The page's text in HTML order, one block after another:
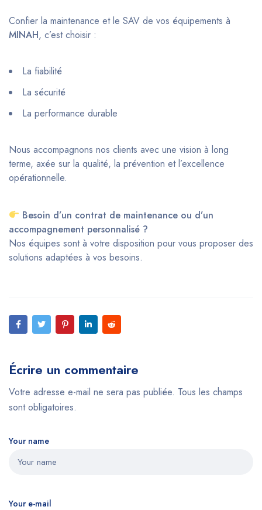
Confier la maintenance et le SAV de vos équipements à
MINAH, c’est choisir :
La fiabilité
La sécurité
La performance durable
Nous accompagnons nos clients avec une vision à long
terme, axée sur la qualité, la prévention et l’excellence
opérationnelle.
Besoin d’un contrat de maintenance ou d’un
accompagnement personnalisé ?
Nos équipes sont à votre disposition pour vous proposer des
solutions adaptées à vos besoins.
Écrire un commentaire
Votre adresse e-mail ne sera pas publiée. Tous les champs
sont obligatoires.
Your name
Your e-mail